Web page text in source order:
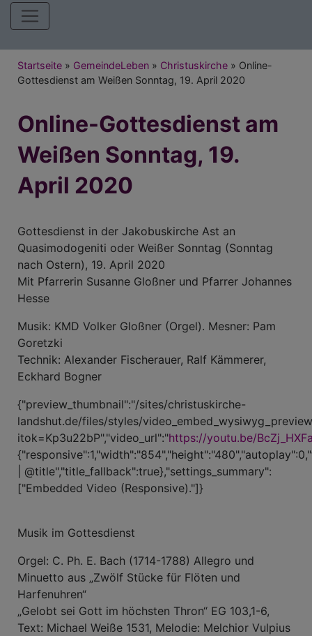
Hauptnavigation
Breadcrumb
Startseite GemeindeLeben Christuskirche
Online-
Gottesdienst am Weißen Sonntag, 19. April 2020
Online-Gottesdienst am
Weißen Sonntag, 19.
April 2020
Gottesdienst in der Jakobuskirche Ast an
Quasimodogeniti oder Weißer Sonntag (Sonntag
nach Ostern), 19. April 2020
Mit Pfarrerin Susanne Gloßner und Pfarrer Johannes
Hesse
Musik: KMD Volker Gloßner (Orgel). Mesner: Pam
Goretzki
Technik: Alexander Fischerauer, Ralf Kämmerer,
Eckhard Bogner
{"preview_thumbnail":"/sites/christuskirche-
landshut.de/files/styles/
itok=Kp3u22bP","video_url":"https://youtu.be/
| @title","title_fallback":true},"settings_summary":
["Embedded Video (Responsive)."]}
Musik im Gottesdienst
Orgel: C. Ph. E. Bach (1714-1788) Allegro und
Minuetto aus „Zwölf Stücke für Flöten und
Harfenuhren“
„Gelobt sei Gott im höchsten Thron“ EG 103,1-6,
Text: Michael Weiße 1531, Melodie: Melchior Vulpius